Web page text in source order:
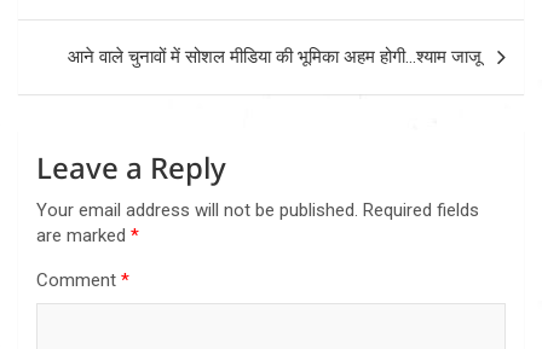
आने वाले चुनावों में सोशल मीडिया की भूमिका अहम होगी…श्याम जाजू
Leave a Reply
Your email address will not be published. Required fields
are marked *
Comment *